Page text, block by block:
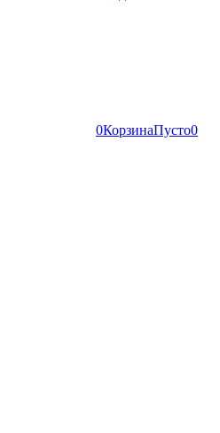
0КорзинаПусто0